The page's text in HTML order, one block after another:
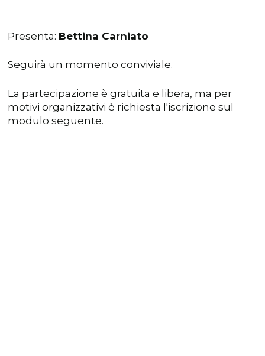
Presenta: Bettina Carniato
Seguirà un momento conviviale.
La partecipazione è gratuita e libera, ma per
motivi organizzativi è richiesta l'iscrizione sul
modulo seguente.